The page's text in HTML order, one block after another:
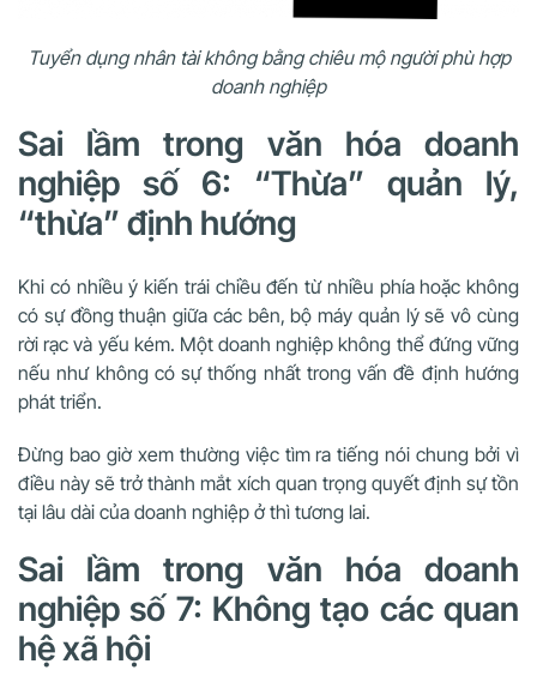
Tuyển dụng nhân tài không bằng chiêu mộ người phù hợp
doanh nghiệp
Sai lầm trong văn hóa doanh
nghiệp số 6: “Thừa” quản lý,
“thừa” định hướng
Khi có nhiều ý kiến trái chiều đến từ nhiều phía hoặc không
có sự đồng thuận giữa các bên, bộ máy quản lý sẽ vô cùng
rời rạc và yếu kém. Một doanh nghiệp không thể đứng vững
nếu như không có sự thống nhất trong vấn đề định hướng
phát triển.
Đừng bao giờ xem thường việc tìm ra tiếng nói chung bởi vì
điều này sẽ trở thành mắt xích quan trọng quyết định sự tồn
tại lâu dài của doanh nghiệp ở thì tương lai.
Sai lầm trong văn hóa doanh
nghiệp số 7: Không tạo các quan
hệ xã hội